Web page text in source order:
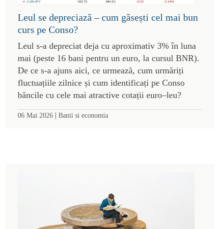
Leul se depreciază – cum găsești cel mai bun
curs pe Conso?
Leul s-a depreciat deja cu aproximativ 3% în luna
mai (peste 16 bani pentru un euro, la cursul BNR).
De ce s-a ajuns aici, ce urmează, cum urmăriți
fluctuațiile zilnice și cum identificați pe Conso
băncile cu cele mai atractive cotații euro–leu?
06 Mai 2026 | Banii si economia